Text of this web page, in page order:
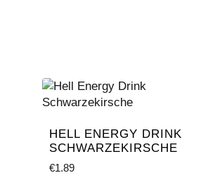
HELL ENERGY DRINK
SCHWARZEKIRSCHE
€1.89